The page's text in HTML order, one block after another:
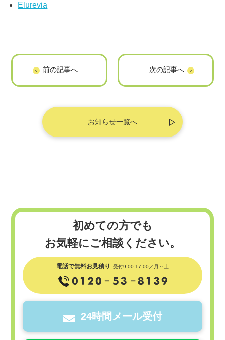
Elurevia
「スケコン」に掲
「ICHIZEN
お知らせ一覧へ
初めての方でも
お気軽にご相談ください。
電話で無料お見積り 受付9:00-17:00／月～土
24時間メール受付